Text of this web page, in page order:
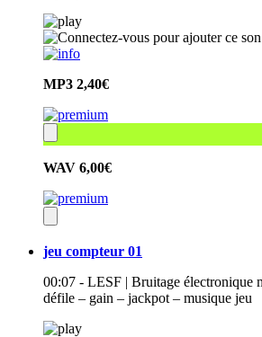
MP3 2,40€
WAV 6,00€
jeu compteur 01
00:07 - LESF | Bruitage électronique
défile – gain – jackpot – musique jeu